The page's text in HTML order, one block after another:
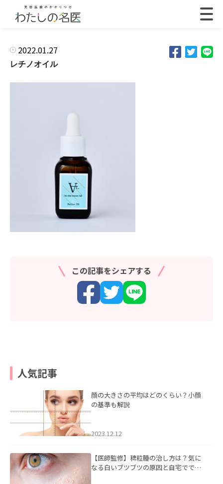
2022.01.27
レチノオイル
この記事をシェアする
人気記事
顔の大きさの平均はどのくらい？小顔
の基準も解説
2023.12.12
【医師監修】稗粒腫の治し方は？気に
なる白いブツブツの原因と自宅ででき